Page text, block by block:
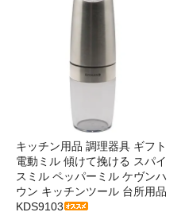
キッチン用品 調理器具 ギフト
電動ミル 傾けて挽ける スパイ
スミル ペッパーミル ケヴンハ
ウン キッチンツール 台所用品
KDS9103